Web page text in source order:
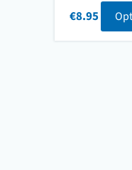
€8.95